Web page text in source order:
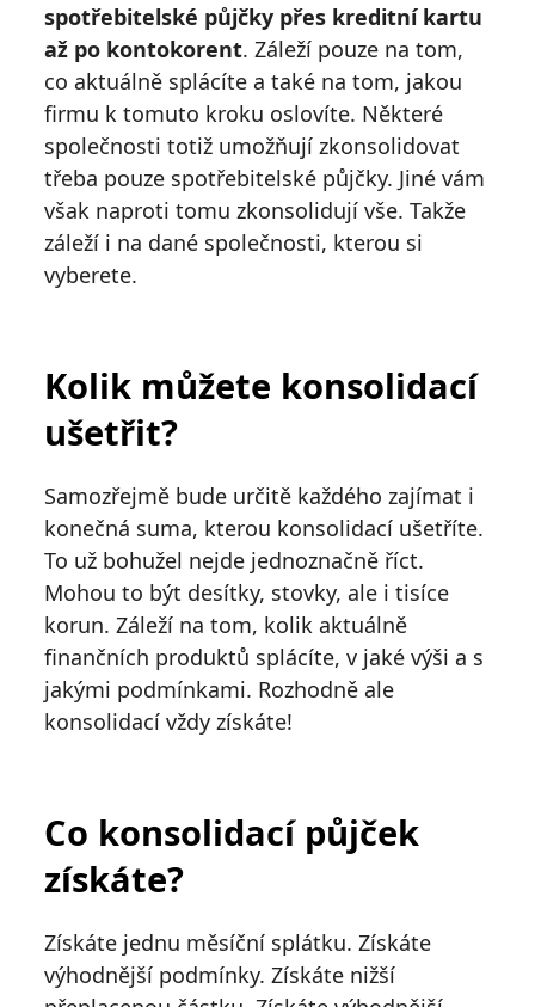
spotřebitelské půjčky přes kreditní kartu
až po kontokorent. Záleží pouze na tom,
co aktuálně splácíte a také na tom, jakou
firmu k tomuto kroku oslovíte. Některé
společnosti totiž umožňují zkonsolidovat
třeba pouze spotřebitelské půjčky. Jiné vám
však naproti tomu zkonsolidují vše. Takže
záleží i na dané společnosti, kterou si
vyberete.
Kolik můžete konsolidací
ušetřit?
Samozřejmě bude určitě každého zajímat i
konečná suma, kterou konsolidací ušetříte.
To už bohužel nejde jednoznačně říct.
Mohou to být desítky, stovky, ale i tisíce
korun. Záleží na tom, kolik aktuálně
finančních produktů splácíte, v jaké výši a s
jakými podmínkami. Rozhodně ale
konsolidací vždy získáte!
Co konsolidací půjček
získáte?
Získáte jednu měsíční splátku. Získáte
výhodnější podmínky. Získáte nižší